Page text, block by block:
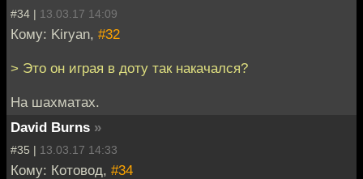
#34 | 13.03.17 14:09
Кому: Kiryan, #32
> Это он играя в доту так накачался?
На шахматах.
David Burns »
#35 | 13.03.17 14:33
Кому: Котовод, #34